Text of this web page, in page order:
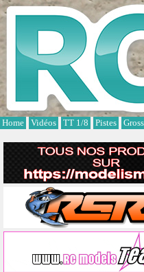
Home Vidéos TT 1/8 Pistes
Cookies management panel